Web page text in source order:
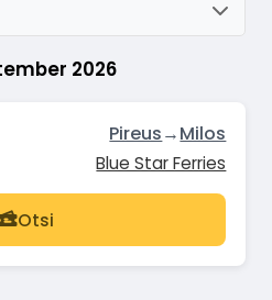
2026
Pireus→Milos
Blue Star Ferries
Otsi